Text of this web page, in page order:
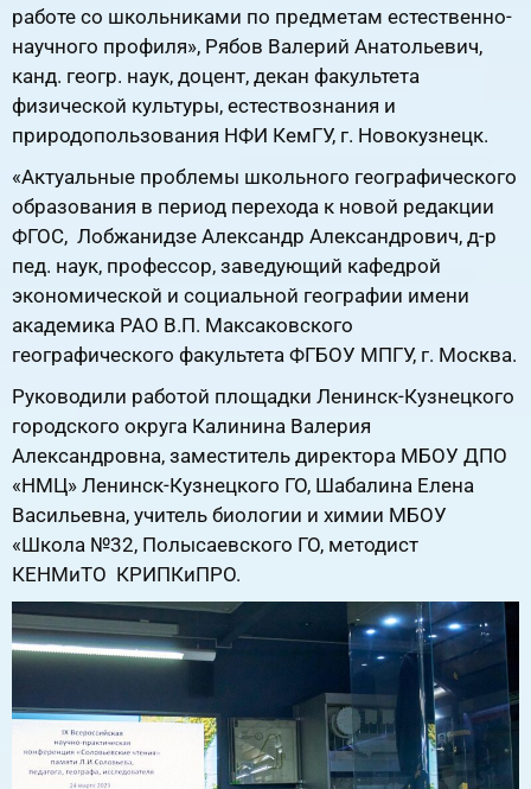
работе со школьниками по предметам естественно-
научного профиля», Рябов Валерий Анатольевич,
канд. геогр. наук, доцент, декан факультета
физической культуры, естествознания и
природопользования НФИ КемГУ, г. Новокузнецк.
«Актуальные проблемы школьного географического
образования в период перехода к новой редакции
ФГОС, Лобжанидзе Александр Александрович, д-р
пед. наук, профессор, заведующий кафедрой
экономической и социальной географии имени
академика РАО В.П. Максаковского
географического факультета ФГБОУ МПГУ, г. Москва.
Руководили работой площадки Ленинск-Кузнецкого
городского округа Калинина Валерия
Александровна, заместитель директора МБОУ ДПО
«НМЦ» Ленинск-Кузнецкого ГО, Шабалина Елена
Васильевна, учитель биологии и химии МБОУ
«Школа №32, Полысаевского ГО, методист
КЕНМиТО КРИПКиПРО.